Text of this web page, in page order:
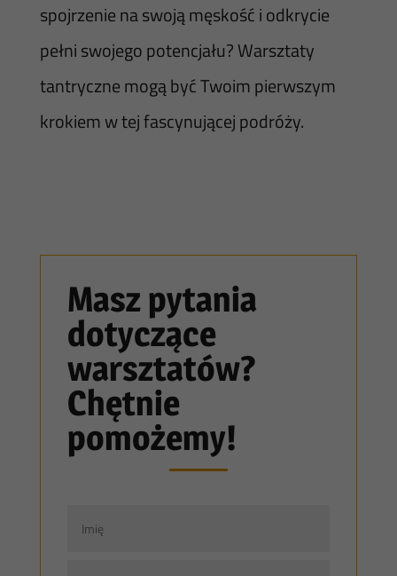
spojrzenie na swoją męskość i odkrycie
pełni swojego potencjału? Warsztaty
tantryczne mogą być Twoim pierwszym
krokiem w tej fascynującej podróży.
Masz pytania
dotyczące
warsztatów?
Chętnie
pomożemy!